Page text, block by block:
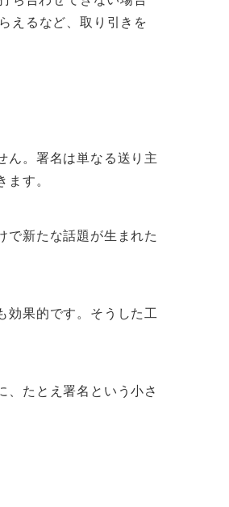
えるなど、取り引きを
ん。署名は単なる送り主
す。
で新たな話題が生まれた
効果的です。そうした工
、たとえ署名という小さ